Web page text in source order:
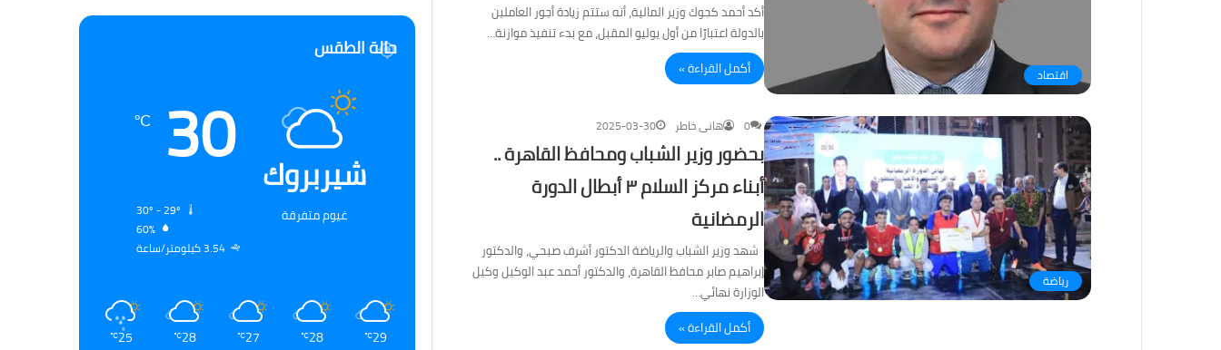
اقتصاد
أكد أحمد كجوك وزير المالية، أنه ستتم زيادة أجور العاملين
بالدولة اعتبارًا من أول يوليو المقبل، مع بدء تنفيذ موازنة…
أكمل القراءة »
رياضة
هانى خاطر 2025-03-30 0
بحضور وزير الشباب ومحافظ القاهرة ..
أبناء مركز السلام ٣ أبطال الدورة
الرمضانية
شهد وزير الشباب والرياضة الدكتور أشرف صبحي، والدكتور
إبراهيم صابر محافظ القاهرة، والدكتور أحمد عبد الوكيل وكيل
الوزارة نهائي…
أكمل القراءة »
حالة الطقس
شيربروك
غيوم متفرقة
30
℃
60%
3.54 كيلومتر/ساعة
29
℃
28
℃
27
℃
28
℃
25
℃